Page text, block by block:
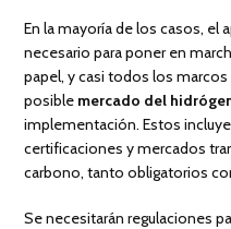
En la mayoría de los casos, el
necesario para poner en
papel, y casi todos los
posible mercado del
implementación. Estos
certificaciones y mercados
carbono, tanto obligatorios
Se necesitarán regulaciones